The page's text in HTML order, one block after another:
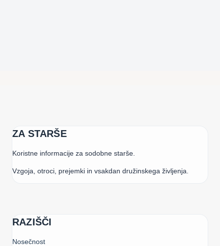
ZA STARŠE
Koristne informacije za sodobne starše.
Vzgoja, otroci, prejemki in vsakdan družinskega življenja.
RAZIŠČI
Nosečnost